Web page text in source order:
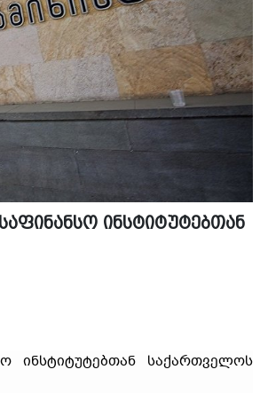
ინსტიტუტებთან
ინსტიტუტებთან საქართველოს